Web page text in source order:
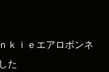
ｋｉｅエアロボンネ
た